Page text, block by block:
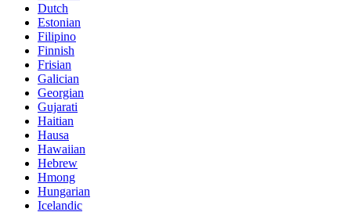
Dutch
Estonian
Filipino
Finnish
Frisian
Galician
Georgian
Gujarati
Haitian
Hausa
Hawaiian
Hebrew
Hmong
Hungarian
Icelandic